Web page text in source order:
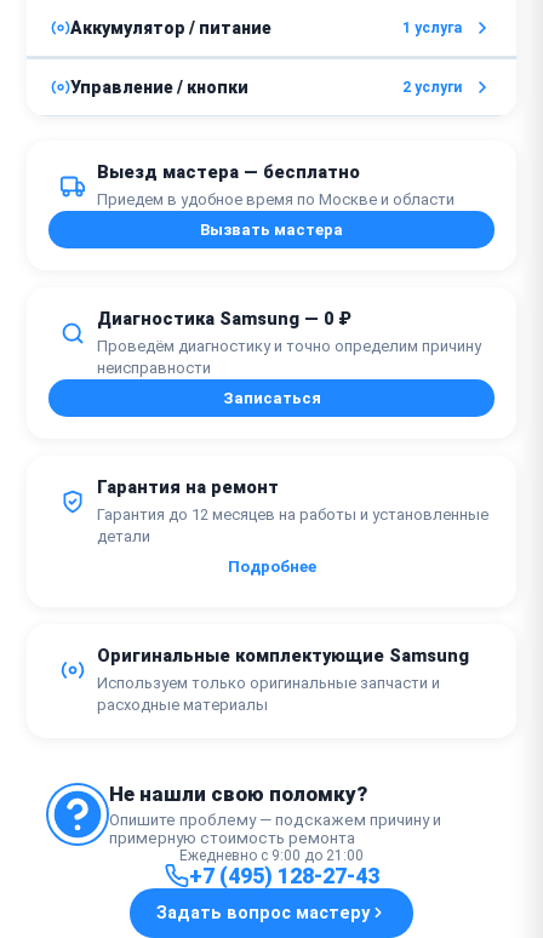
Замена двигателя
от 2 часов
от 1500 ₽
Замена фильтра
30 минут
от 800 ₽
Аккумулятор / питание 1 услуга
Ремонт / замена сетевого шнура
30 минут
от 800 ₽
Управление / кнопки 2 услуги
1 час
Замена кнопок от 800 ₽
Выезд мастера — бесплатно
Приедем в удобное время по Москве и области
Вызвать мастера
Диагностика Samsung — 0 ₽
Проведём диагностику и точно определим причину
неисправности
Записаться
Гарантия на ремонт
Гарантия до 12 месяцев на работы и установленные
детали
Подробнее
Оригинальные комплектующие Samsung
Используем только оригинальные запчасти и
расходные материалы
Не нашли свою поломку?
Опишите проблему — подскажем причину и
примерную стоимость ремонта
Ежедневно с 9:00 до 21:00
+7 (495) 128-27-43
Задать вопрос мастеру